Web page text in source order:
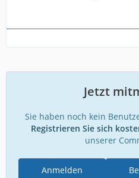
Jetzt
Sie haben noch kein
Registrieren Sie sich
unserer
Anmelden